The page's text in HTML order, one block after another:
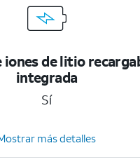
iones de litio
integrada
Sí
más detalles